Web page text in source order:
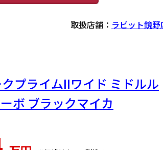
取扱店舗： ラビット鏡野
プライムIIワイド ミドルル
ボ ブラックマイカ